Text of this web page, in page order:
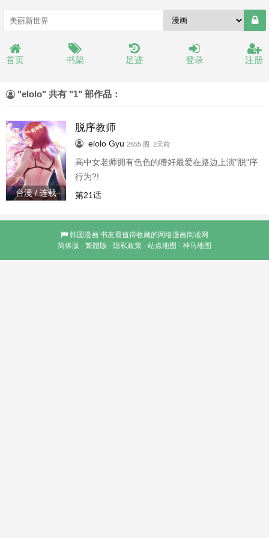
首页 书架 足迹 登录 注册
"elolo" 共有 "1" 部作品：
台漫 / 连载
脱序教师
elolo Gyu 2655 图 2天前
高中女老师拥有色色的嗜好最爱在路边上演"脱"序
行为?!
第21话
韩国漫画 书友最值得收藏的网络漫画阅读网
简体版 · 繁體版 · 隐私政策 · 站点地图 · 神马地图